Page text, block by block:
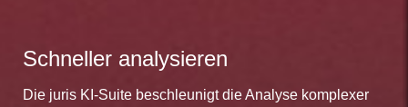
Schneller analysieren
Die juris KI-Suite beschleunigt die Analyse komplexer